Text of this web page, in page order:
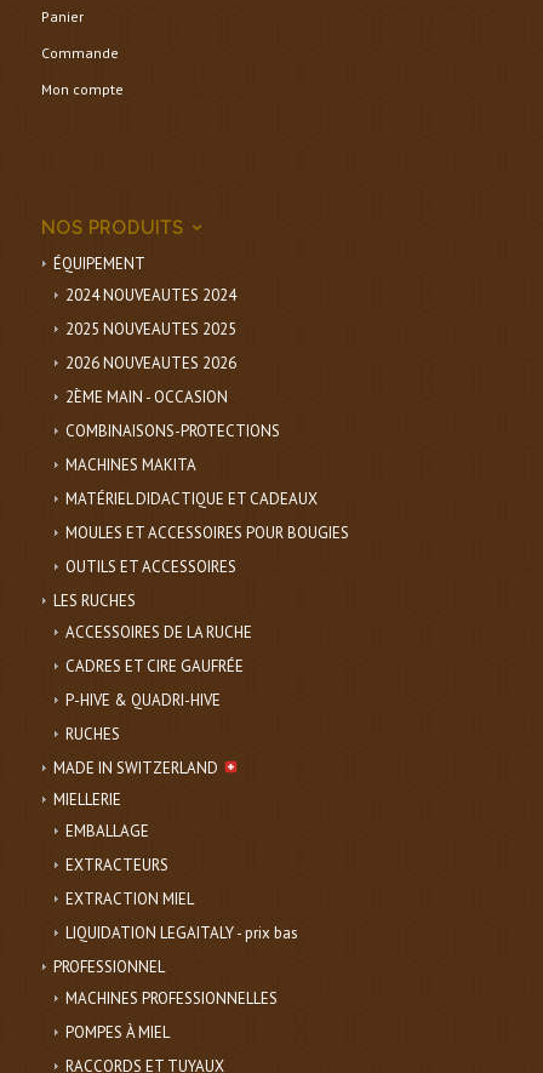
Panier
Commande
Mon compte
NOS PRODUITS
ÉQUIPEMENT
2024 NOUVEAUTES 2024
2025 NOUVEAUTES 2025
2026 NOUVEAUTES 2026
2ÈME MAIN - OCCASION
COMBINAISONS-PROTECTIONS
MACHINES MAKITA
MATÉRIEL DIDACTIQUE ET CADEAUX
MOULES ET ACCESSOIRES POUR BOUGIES
OUTILS ET ACCESSOIRES
LES RUCHES
ACCESSOIRES DE LA RUCHE
CADRES ET CIRE GAUFRÉE
P-HIVE & QUADRI-HIVE
RUCHES
MADE IN SWITZERLAND
MIELLERIE
EMBALLAGE
EXTRACTEURS
EXTRACTION MIEL
LIQUIDATION LEGAITALY - prix bas
PROFESSIONNEL
MACHINES PROFESSIONNELLES
POMPES À MIEL
RACCORDS ET TUYAUX